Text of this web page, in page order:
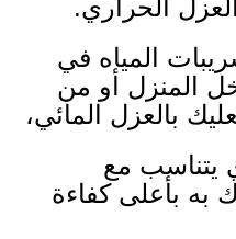
الحراري.
المياه في
المنزل أو من
بالعزل المائي،
يتناسب مع
به بأعلى كفاءة